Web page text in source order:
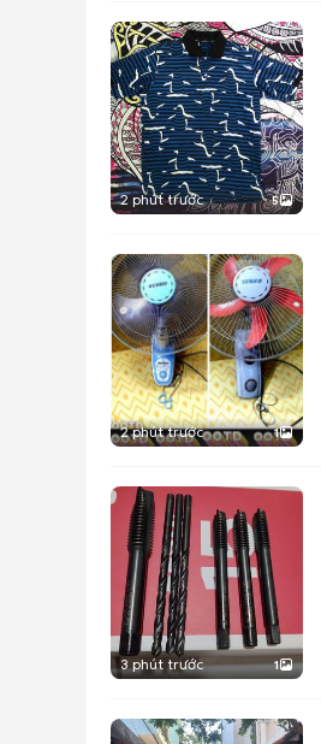
2 phút trước 5
2 phút trước 1
3 phút trước 1